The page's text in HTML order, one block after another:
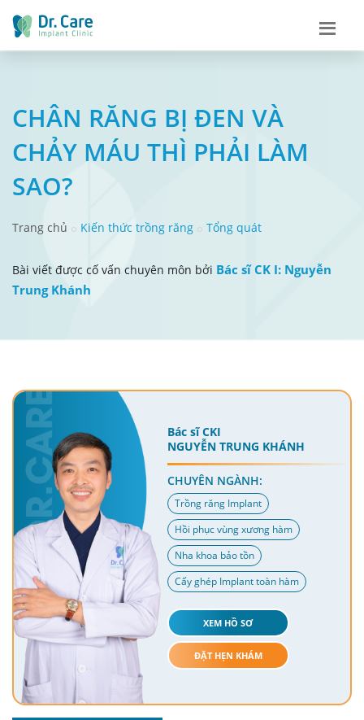
CHÂN RĂNG BỊ ĐEN VÀ
CHẢY MÁU THÌ PHẢI LÀM
SAO?
Trang chủ Kiến thức trồng răng Tổng quát
Bài viết được cố vấn chuyên môn bởi Bác sĩ CK I: Nguyễn
Trung Khánh
Bác sĩ CKI
NGUYỄN TRUNG KHÁNH
CHUYÊN NGÀNH:
Trồng răng Implant
Hồi phục vùng xương hàm
Nha khoa bảo tồn
Cấy ghép Implant toàn hàm
XEM HỒ SƠ
ĐẶT HẸN KHÁM